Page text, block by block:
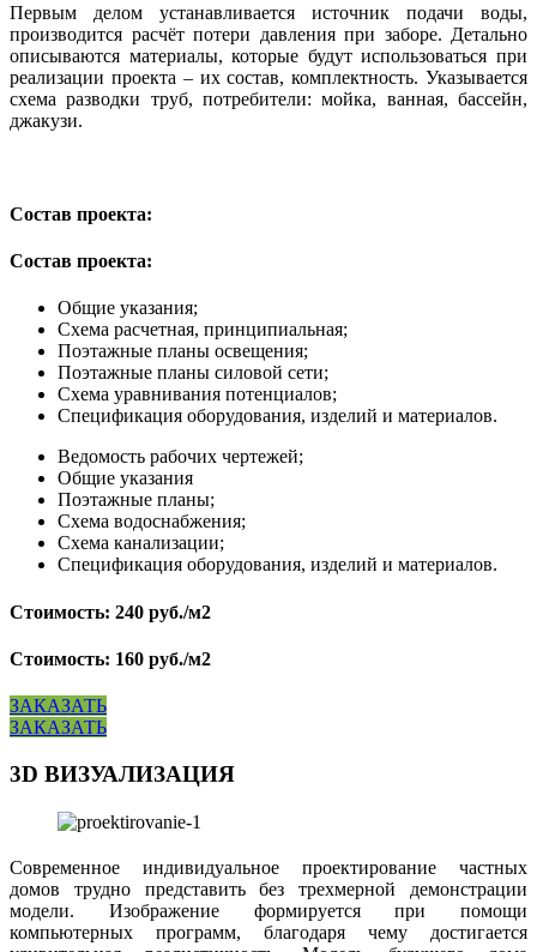
Первым делом устанавливается источник подачи воды,
производится расчёт потери давления при заборе. Детально
описываются материалы, которые будут использоваться при
реализации проекта – их состав, комплектность. Указывается
схема разводки труб, потребители: мойка, ванная, бассейн,
джакузи.
Состав проекта:
Состав проекта:
Общие указания;
Схема расчетная, принципиальная;
Поэтажные планы освещения;
Поэтажные планы силовой сети;
Схема уравнивания потенциалов;
Спецификация оборудования, изделий и материалов.
Ведомость рабочих чертежей;
Общие указания
Поэтажные планы;
Схема водоснабжения;
Схема канализации;
Спецификация оборудования, изделий и материалов.
Стоимость: 240 руб./м2
Стоимость: 160 руб./м2
ЗАКАЗАТЬ
ЗАКАЗАТЬ
3D ВИЗУАЛИЗАЦИЯ
Современное индивидуальное проектирование частных
домов трудно представить без трехмерной демонстрации
модели. Изображение формируется при помощи
компьютерных программ, благодаря чему достигается